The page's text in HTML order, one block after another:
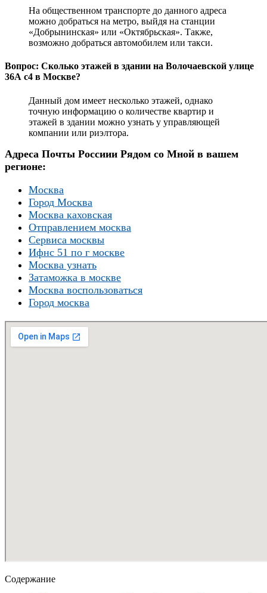
На общественном транспорте до данного адреса
можно добраться на метро, выйдя на станции
«Добрынинская» или «Октябрьская». Также,
возможно добраться автомобилем или такси.
Вопрос: Сколько этажей в здании на Волочаевской улице
36А с4 в Москве?
Данный дом имеет несколько этажей, однако
точную информацию о количестве квартир и
этажей в здании можно узнать у управляющей
компании или риэлтора.
Адреса Почты Россиии Рядом со Мной в вашем
регионе:
Москва
Город Москва
Москва каховская
Отправлением москва
Сервиса москвы
Ифнс 51 по г москве
Москва узнать
Затаможка в москве
Москва воспользоваться
Город москва
Содержание